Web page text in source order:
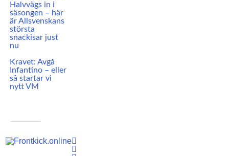
Halvvägs in i
säsongen – här
är Allsvenskans
största
snackisar just
nu
Kravet: Avgå
Infantino – eller
så startar vi
nytt VM